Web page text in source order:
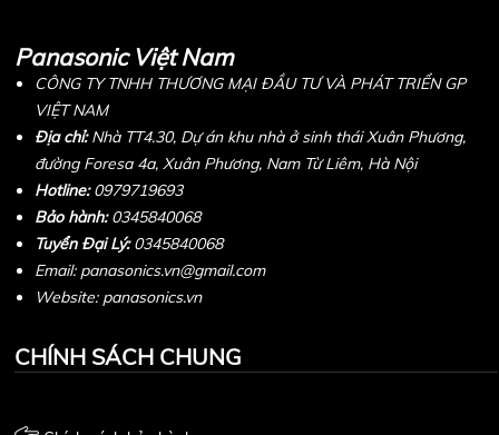
Panasonic Việt Nam
CÔNG TY TNHH THƯƠNG MẠI ĐẦU TƯ VÀ PHÁT TRIỂN GP
VIỆT NAM
Địa chỉ:Nhà TT4.30, Dự án khu nhà ở sinh thái Xuân Phương,
đường Foresa 4a, Xuân Phương, Nam Từ Liêm, Hà Nội
Hotline:0979719693
Bảo hành:0345840068
Tuyển Đại Lý: 0345840068
Email: panasonics.vn@gmail.com
Website: panasonics.vn
CHÍNH SÁCH CHUNG